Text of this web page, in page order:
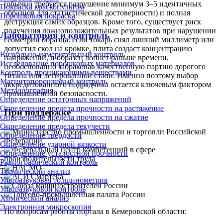
Покраска краскопультом
Порошковая покраска
Лаборатория и контроль
Визуально-измерительный контроль
Исследование порошковых материалов
Контроль проникающими веществами
Магнитопорошковый контроль
Металлография
Определение остаточных напряжений
Определение предела прочности на растяжение
Определение предела прочности на сжатие
Определение предела текучести
Определение твердости
Определение ударной вязкости
Определение усталостной прочности
Радиографический контроль
Термический анализ
Ультразвуковая толщинометрия
Ультразвуковой контроль
Химический анализ
Электронная микроскопия
(обычно требуется разрушение минимум 3–5 идентичных
образцов для статистической достоверности) и полная
деструкция самих образцов. Кроме того, существует риск
получения ложноположительных результатов при нарушении
геометрии образца: если токарь снял лишний миллиметр или
допустил скол на кромке, плита создаст концентрацию
напряжений, и образец лопнет раньше времени,
необоснованно забраковав качественную партию дорогого
титана или легированной стали. Именно поэтому выбор
аккредитованного подрядчика остается ключевым фактором
промышленной безопасности.
При поддержке
По вопросам работы портала в Кемеровской области: